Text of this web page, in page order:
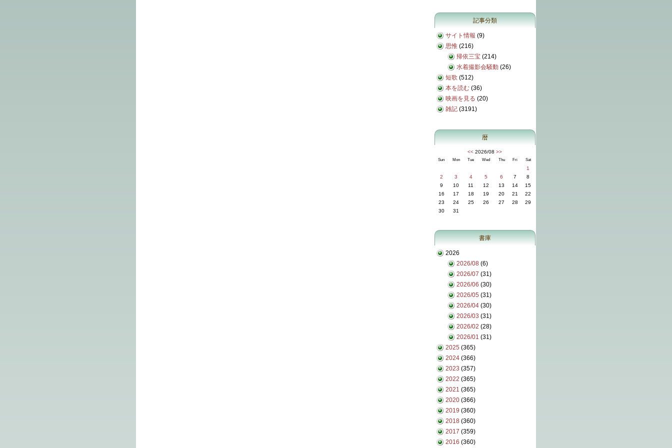
記事分類
サイト情報 (9)
思惟 (216)
帰依三宝 (214)
水着撮影会騒動 (26)
短歌 (512)
本を読む (36)
映画を見る (20)
雑記 (3191)
暦
<< 2026/08 >>
Sun Mon Tue Wed Thu Fri Sat
1
2
3 4 5 6 7
8
9
10 11 12 13 14
15
16
17 18 19 20 21
22
23
24 25 26 27 28
29
30
31
書庫
2026
2026/08 (6)
2026/07 (31)
2026/06 (30)
2026/05 (31)
2026/04 (30)
2026/03 (31)
2026/02 (28)
2026/01 (31)
2025 (365)
2024 (366)
2023 (357)
2022 (365)
2021 (365)
2020 (366)
2019 (360)
2018 (360)
2017 (359)
2016 (360)